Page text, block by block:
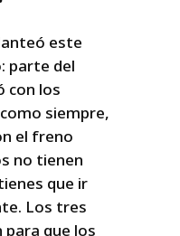
este
parte del
con los
siempre,
el freno
no tienen
que ir
Los tres
que los